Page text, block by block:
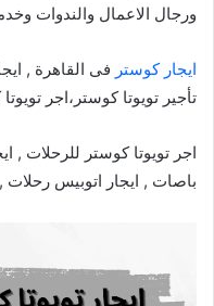
ورجال الاعمال والندوات
ايجار كوستر فى القاهرة ,
تأجير تويوتا كوستر،اجر
اجر تويوتا كوستر للرحلات ,
باصات , ايجار اتوبيس رحلات ,